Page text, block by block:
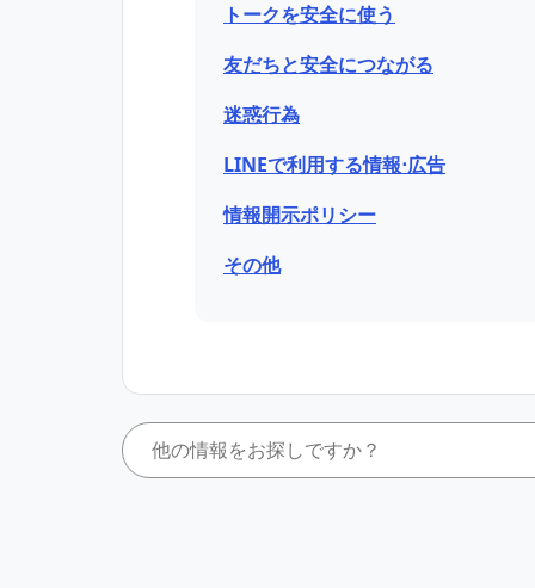
トークを安全に使う
友だちと安全につながる
迷惑行為
LINEで利用する情報⋅広告
情報開示ポリシー
その他